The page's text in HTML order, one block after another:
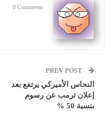
0 Comments
النحاس الأميركي يرتفع بعد
إعلان ترمب عن رسوم
بنسبة 50 %